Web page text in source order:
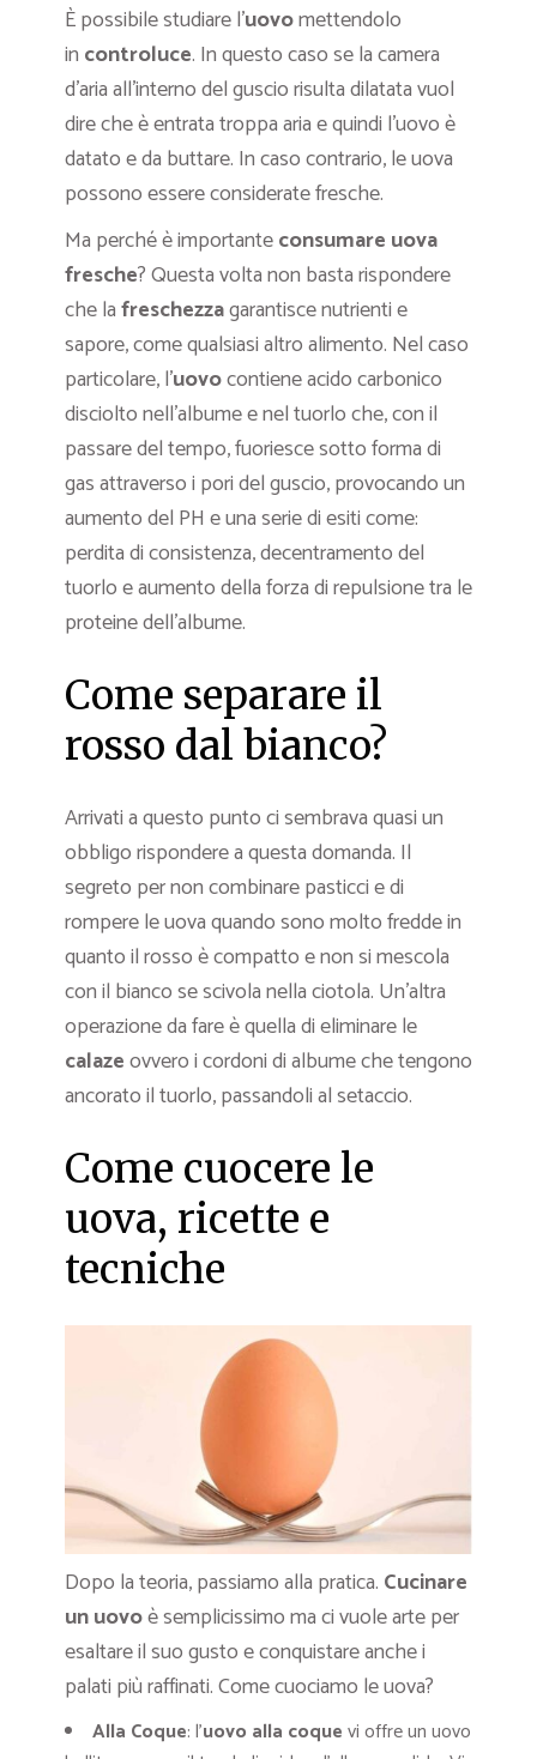
È possibile studiare l’uovomettendolo
in controluce. In questo caso se la camera
d’aria all’interno del guscio risulta dilatata vuol
dire che è entrata troppa aria e quindi l’uovo è
datato e da buttare. In caso contrario, le uova
possono essere considerate fresche.
Ma perché è importanteconsumare uova
fresche? Questa volta non basta rispondere
che lafreschezzagarantisce nutrienti e
sapore, come qualsiasi altro alimento. Nel caso
particolare, l’uovocontiene acido carbonico
disciolto nell’albume e nel tuorlo che, con il
passare del tempo, fuoriesce sotto forma di
gas attraverso i pori del guscio, provocando un
aumento del PH e una serie di esiti come:
perdita di consistenza, decentramento del
tuorlo e aumento della forza di repulsione tra le
proteine dell’albume.
Come separare il
rosso dal bianco?
Arrivati a questo punto ci sembrava quasi un
obbligo rispondere a questa domanda. Il
segreto per non combinare pasticci e di
rompere le uova quando sono molto fredde in
quanto il rosso è compatto e non si mescola
con il bianco se scivola nella ciotola. Un’altra
operazione da fare è quella di eliminare le
calazeovvero i cordoni di albume che tengono
ancorato il tuorlo, passandoli al setaccio.
Come cuocere le
uova, ricette e
tecniche
Dopo la teoria, passiamo alla pratica. Cucinare
un uovoè semplicissimo ma ci vuole arte per
esaltare il suo gusto e conquistare anche i
palati più raffinati. Come cuociamo le uova?
Alla Coque: l’uovo alla coquevi offre un uovo